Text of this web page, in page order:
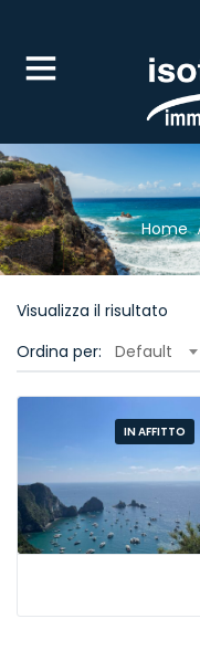
(IN AFFITTO)
Home
Visualizza il risultato
Ordina per:
Default
IN AFFITTO